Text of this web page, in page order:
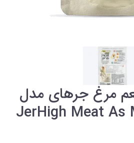
مرغ جرهای مدل
JerHigh Meat As